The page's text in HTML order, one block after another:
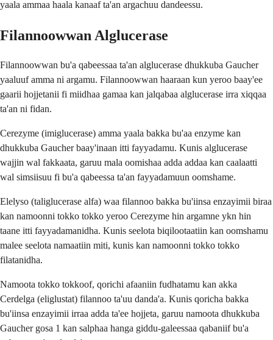
yaala ammaa haala kanaaf ta'an argachuu dandeessu.
Filannoowwan Alglucerase
Filannoowwan bu'a qabeessaa ta'an alglucerase dhukkuba Gaucher
yaaluuf amma ni argamu. Filannoowwan haaraan kun yeroo baay'ee
gaarii hojjetanii fi miidhaa gamaa kan jalqabaa alglucerase irra xiqqaa
ta'an ni fidan.
Cerezyme (imiglucerase) amma yaala bakka bu'aa enzyme kan
dhukkuba Gaucher baay'inaan itti fayyadamu. Kunis alglucerase
wajjin wal fakkaata, garuu mala oomishaa adda addaa kan caalaatti
wal simsiisuu fi bu'a qabeessa ta'an fayyadamuun oomshame.
Elelyso (taliglucerase alfa) waa filannoo bakka bu'iinsa enzayimii biraa
kan namoonni tokko tokko yeroo Cerezyme hin argamne ykn hin
taane itti fayyadamanidha. Kunis seelota biqilootaatiin kan oomshamu
malee seelota namaatiin miti, kunis kan namoonni tokko tokko
filatanidha.
Namoota tokko tokkoof, qorichi afaaniin fudhatamu kan akka
Cerdelga (eliglustat) filannoo ta'uu danda'a. Kunis qoricha bakka
bu'iinsa enzayimii irraa adda ta'ee hojjeta, garuu namoota dhukkuba
Gaucher gosa 1 kan salphaa hanga giddu-galeessaa qabaniif bu'a